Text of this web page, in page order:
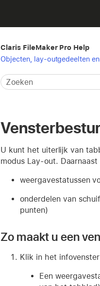
Claris FileMaker Pro Help
Objecten, lay-outgedeelten
U kunt het uiterlijk van
modus Lay-out.
weergavestatussen
onderdelen van
punten)
Zo maakt u een
Klik in het
Een